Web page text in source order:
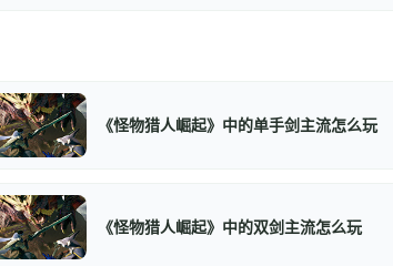
《怪物猎人崛起》中的单手剑主流怎么玩
《怪物猎人崛起》中的双剑主流怎么玩